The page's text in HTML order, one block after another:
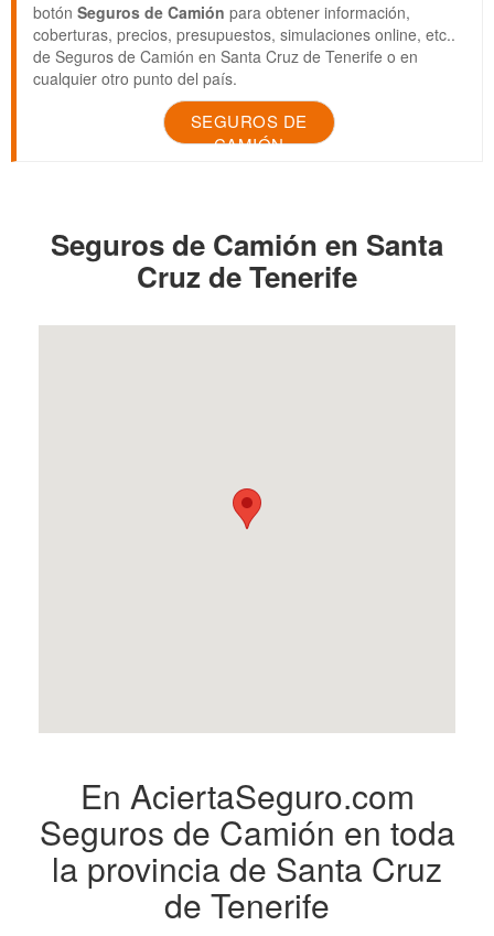
botón Seguros de Camión para obtener información,
coberturas, precios, presupuestos, simulaciones online, etc..
de Seguros de Camión en Santa Cruz de Tenerife o en
cualquier otro punto del país.
SEGUROS DE
CAMIÓN
Seguros de Camión en Santa
Cruz de Tenerife
En AciertaSeguro.com
Seguros de Camión en toda
la provincia de Santa Cruz
de Tenerife